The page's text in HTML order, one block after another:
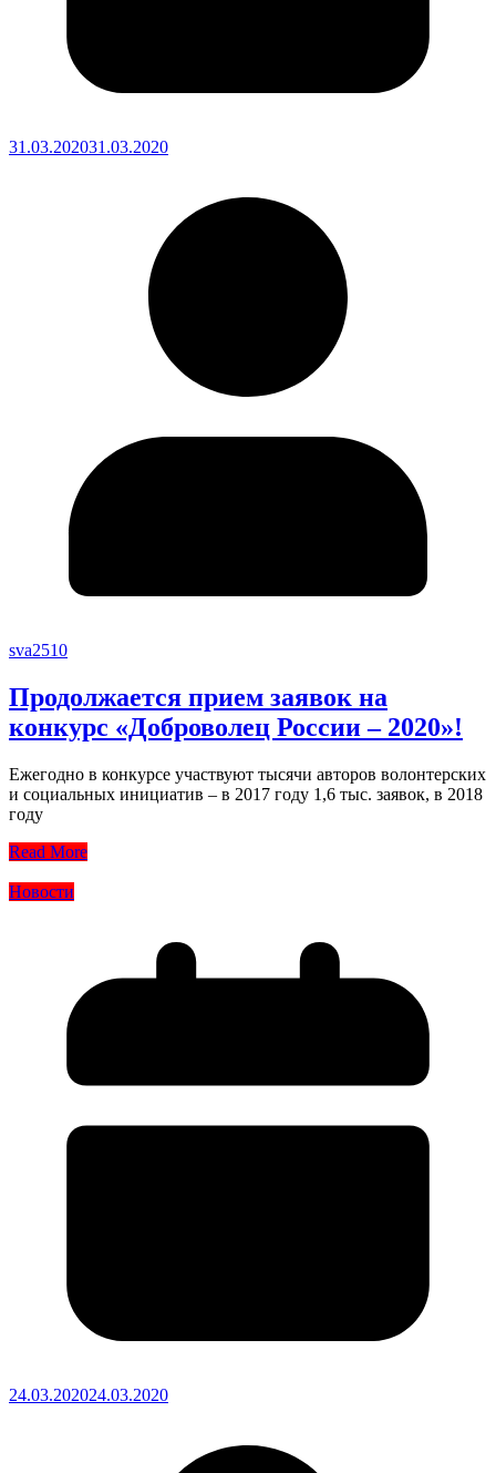
31.03.202031.03.2020
sva2510
Продолжается прием заявок на
конкурс «Доброволец России – 2020»!
Ежегодно в конкурсе участвуют тысячи авторов волонтерских
и социальных инициатив – в 2017 году 1,6 тыс. заявок, в 2018
году
Read More
Новости
24.03.202024.03.2020